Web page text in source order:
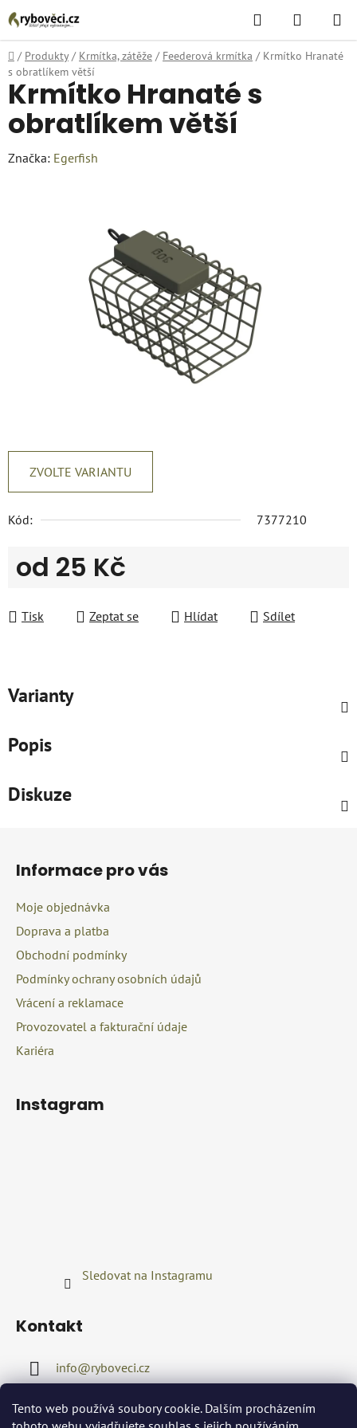
Tento web používá soubory cookie. Dalším procházením
Přejít
na
obsah
Hledat
KOŠÍK
Domů
/ Produkty / Krmítka, zátěže / Feederová krmítka / Krmítko Hranaté
s obratlíkem větší
ZVOLTE VARIANTU
Kód: 7377210
od 25 Kč
Tisk
Zeptat se Hlídat Sdílet
Krmítko Hranaté s
obratlíkem větší
Značka: Egerfish
Varianty
Popis
Diskuze
Informace pro vás
Moje objednávka
Doprava a platba
Obchodní podmínky
Podmínky ochrany osobních údajů
Vrácení a reklamace
Provozovatel a fakturační údaje
Kariéra
Instagram
Sledovat na Instagramu
Kontakt
info@ryboveci.cz
+420722416689